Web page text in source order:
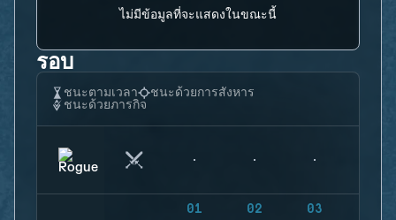
ไม่มีข้อมูลที่จะแสดงในขณะนี้
รอบ
ชนะตามเวลา
ชนะด้วยการสังหาร
ชนะด้วยภารกิจ
01 02 03